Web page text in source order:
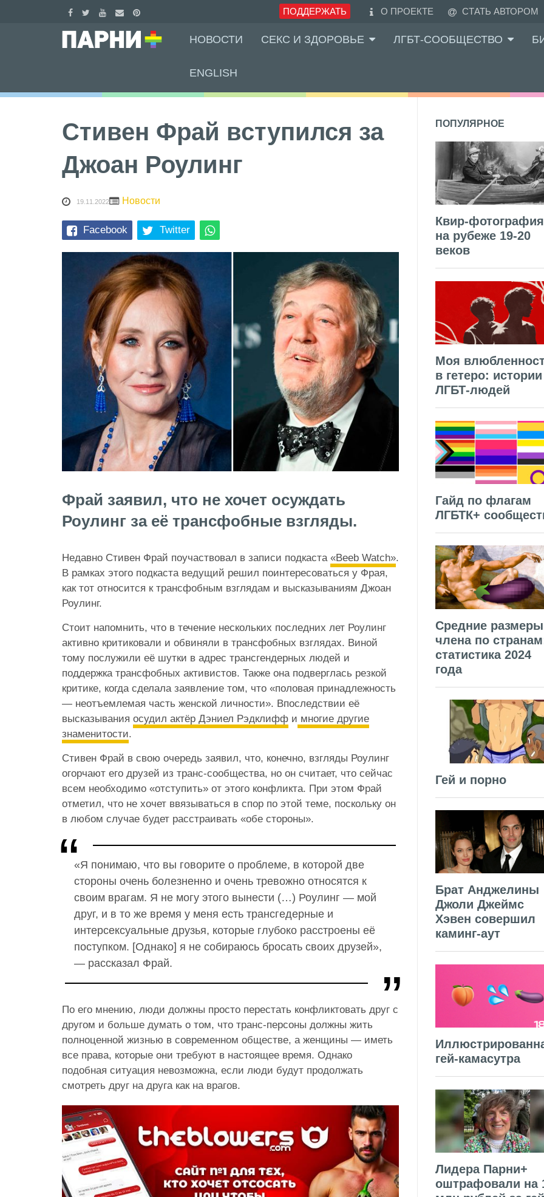
ПОДДЕРЖАТЬ О ПРОЕКТЕ СТАТЬ АВТОРОМ
НОВОСТИ СЕКС И ЗДОРОВЬЕ ЛГБТ-СООБЩЕСТВО
ENGLISH
Стивен Фрай вступился за
Джоан Роулинг
19.11.2022 Новости
Facebook Twitter
Фрай заявил, что не хочет осуждать
Роулинг за её трансфобные взгляды.
Недавно Стивен Фрай поучаствовал в записи подкаста «Beeb Watch».
В рамках этого подкаста ведущий решил поинтересоваться у Фрая,
как тот относится к трансфобным взглядам и высказываниям Джоан
Роулинг.
Стоит напомнить, что в течение нескольких последних лет Роулинг
активно критиковали и обвиняли в трансфобных взглядах. Виной
тому послужили её шутки в адрес трансгендерных людей и
поддержка трансфобных активистов. Также она подверглась резкой
критике, когда сделала заявление том, что «половая принадлежность
— неотъемлемая часть женской личности». Впоследствии её
высказывания осудил актёр Дэниел Рэдклифф и многие другие
знаменитости.
Стивен Фрай в свою очередь заявил, что, конечно, взгляды Роулинг
огорчают его друзей из транс-сообщества, но он считает, что сейчас
всем необходимо «отступить» от этого конфликта. При этом Фрай
отметил, что не хочет ввязываться в спор по этой теме, поскольку он
в любом случае будет расстраивать «обе стороны».
«Я понимаю, что вы говорите о проблеме, в которой две
стороны очень болезненно и очень тревожно относятся к
своим врагам. Я не могу этого вынести (…) Роулинг — мой
друг, и в то же время у меня есть трансгедерные и
интерсексуальные друзья, которые глубоко расстроены её
поступком. [Однако] я не собираюсь бросать своих друзей»,
— рассказал Фрай.
По его мнению, люди должны просто перестать конфликтовать друг с
другом и больше думать о том, что транс-персоны должны жить
полноценной жизнью в современном обществе, а женщины — иметь
все права, которые они требуют в настоящее время. Однако
подобная ситуация невозможна, если люди будут продолжать
смотреть друг на друга как на врагов.
ПОПУЛЯРНОЕ
Квир-фотография
на рубеже 19-20
веков
Моя
в гетеро: истории
ЛГБТ-людей
Гайд по флагам
ЛГБТК+
Средние размеры
члена по
статистика 2024
года
Гей и порно
Брат Анджелины
Джоли Джеймс
Хэвен совершил
каминг-аут
гей-камасутра
Лидера Парни+
оштрафовали на